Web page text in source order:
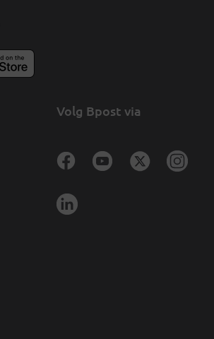
Volg Bpost via